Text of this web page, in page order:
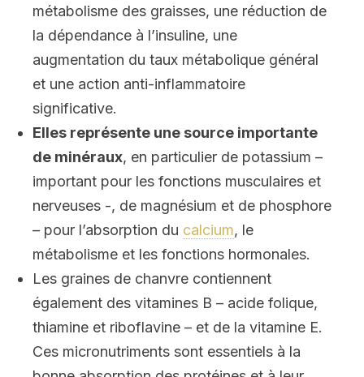
métabolisme des graisses, une réduction de
la dépendance à l’insuline, une
augmentation du taux métabolique général
et une action anti-inflammatoire
significative.
Elles représente une source importante
de minéraux, en particulier de potassium –
important pour les fonctions musculaires et
nerveuses -, de magnésium et de phosphore
– pour l’absorption du calcium, le
métabolisme et les fonctions hormonales.
Les graines de chanvre contiennent
également des vitamines B – acide folique,
thiamine et riboflavine – et de la vitamine E.
Ces micronutriments sont essentiels à la